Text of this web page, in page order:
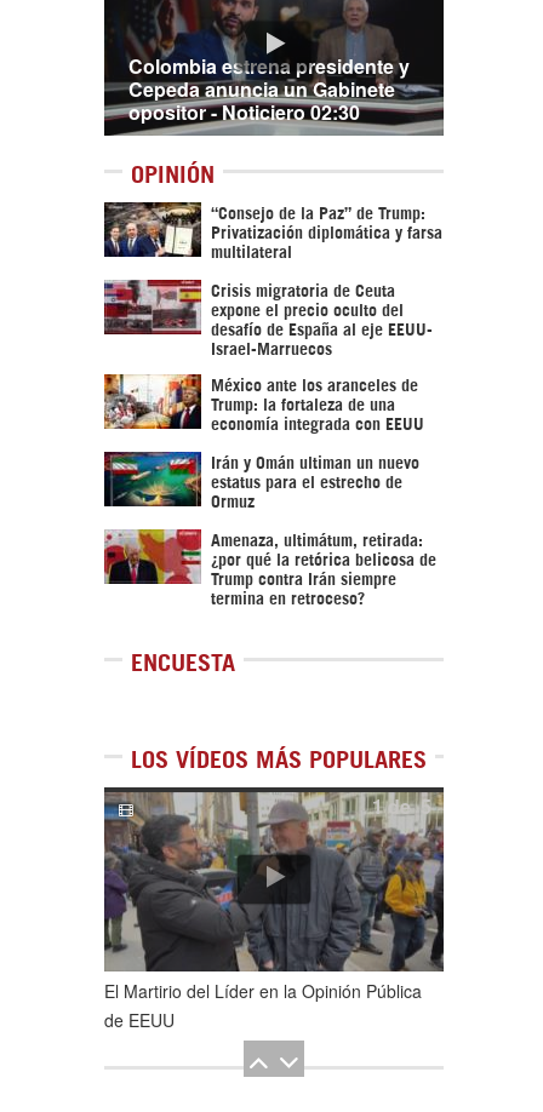
Colombia estrena presidente y
Cepeda anuncia un Gabinete
opositor - Noticiero 02:30
OPINIÓN
“Consejo de la Paz” de Trump:
Privatización diplomática y farsa
multilateral
Crisis migratoria de Ceuta
expone el precio oculto del
desafío de España al eje EEUU-
Israel-Marruecos
México ante los aranceles de
Trump: la fortaleza de una
economía integrada con EEUU
Irán y Omán ultiman un nuevo
estatus para el estrecho de
Ormuz
Amenaza, ultimátum, retirada:
¿por qué la retórica belicosa de
Trump contra Irán siempre
termina en retroceso?
ENCUESTA
LOS VÍDEOS MÁS POPULARES
1de5
El Martirio del Líder en la Opinión Pública
de EEUU